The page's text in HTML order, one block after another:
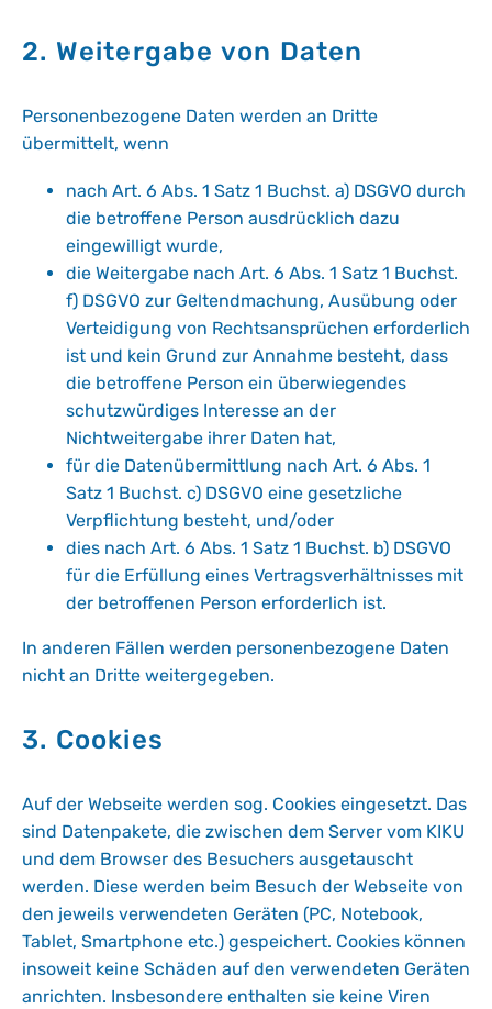
2. Weitergabe von Daten
Personenbezogene Daten werden an Dritte
übermittelt, wenn
nach Art. 6 Abs. 1 Satz 1 Buchst. a) DSGVO durch
die betroffene Person ausdrücklich dazu
eingewilligt wurde,
die Weitergabe nach Art. 6 Abs. 1 Satz 1 Buchst.
f) DSGVO zur Geltendmachung, Ausübung oder
Verteidigung von Rechtsansprüchen erforderlich
ist und kein Grund zur Annahme besteht, dass
die betroffene Person ein überwiegendes
schutzwürdiges Interesse an der
Nichtweitergabe ihrer Daten hat,
für die Datenübermittlung nach Art. 6 Abs. 1
Satz 1 Buchst. c) DSGVO eine gesetzliche
Verpflichtung besteht, und/oder
dies nach Art. 6 Abs. 1 Satz 1 Buchst. b) DSGVO
für die Erfüllung eines Vertragsverhältnisses mit
der betroffenen Person erforderlich ist.
In anderen Fällen werden personenbezogene Daten
nicht an Dritte weitergegeben.
3. Cookies
Auf der Webseite werden sog. Cookies eingesetzt. Das
sind Datenpakete, die zwischen dem Server vom KIKU
und dem Browser des Besuchers ausgetauscht
werden. Diese werden beim Besuch der Webseite von
den jeweils verwendeten Geräten (PC, Notebook,
Tablet, Smartphone etc.) gespeichert. Cookies können
insoweit keine Schäden auf den verwendeten Geräten
anrichten. Insbesondere enthalten sie keine Viren